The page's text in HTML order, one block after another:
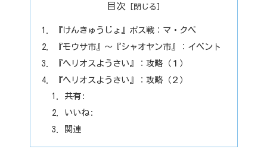
目次
『けんきゅうじょ』ボス戦：マ・クベ
『モウサ市』～『シャオヤン市』：イベント
『ヘリオスようさい』：攻略（１）
『ヘリオスようさい』：攻略（２）
共有:
いいね:
関連